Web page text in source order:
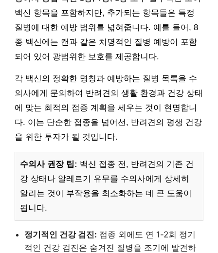
백신 항목을 포함하지만, 추가되는 항목들은 특정
질병에 대한 예방 범위를 넓혀줍니다. 예를 들어, 8
종 백신에는 캔과 같은 치명적인 질병 예방이 포함
되어 있어 광범위한 보호를 제공합니다.
각 백신의 정확한 명칭과 예방하는 질병 목록을 수
의사에게 문의하여 반려견의 생활 환경과 건강 상태
에 맞는 최적의 접종 계획을 세우는 것이 현명합니
다. 이는 단순한 접종을 넘어선, 반려견의 평생 건강
을 위한 투자가 될 것입니다.
수의사 권장 팁: 백신 접종 전, 반려견의 기존 건
강 상태나 알레르기 유무를 수의사에게 상세히
알리는 것이 부작용을 최소화하는 데 큰 도움이
됩니다.
정기적인 건강 검진: 접종 외에도 연 1-2회 정기
적인 건강 검진은 숨겨진 질병을 조기에 발견하